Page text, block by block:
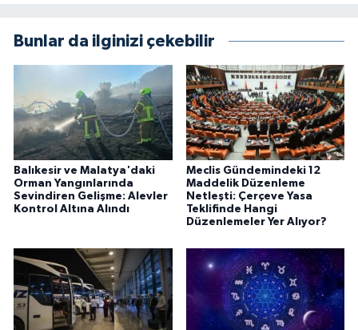
Bunlar da ilginizi çekebilir
Balıkesir ve Malatya'daki
Orman Yangınlarında
Sevindiren Gelişme: Alevler
Kontrol Altına Alındı
Meclis Gündemindeki 12
Maddelik Düzenleme
Netleşti: Çerçeve Yasa
Teklifinde Hangi
Düzenlemeler Yer Alıyor?